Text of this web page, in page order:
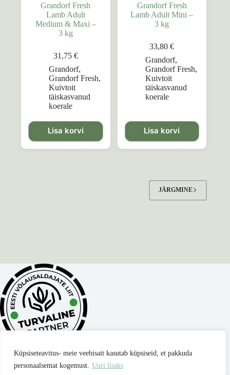
Küpsiseteavitus- meie veebisait kasutab küpsiseid, et pakkuda
personaalsemat kogemust. Uuri lisaks
Grandorf Fresh
Lamb Adult
Medium & Maxi –
3 kg
31,75 €
Grandorf,
Grandorf Fresh,
Kuivtoit
täiskasvanud
koerale
Lisa korvi
Grandorf Fresh
Lamb Adult Mini –
3 kg
33,80€
Grandorf,
Grandorf Fresh,
Kuivtoit
täiskasvanud
koerale
Lisa korvi
JÄRGMINE